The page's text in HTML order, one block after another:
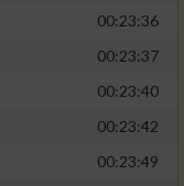
00:23:36
00:23:37
00:23:40
00:23:42
00:23:49